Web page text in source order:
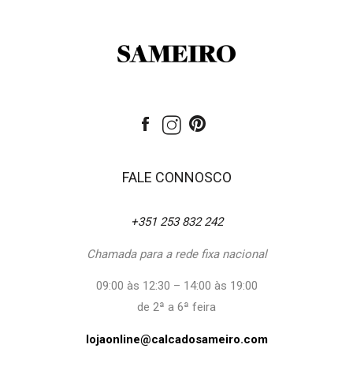
FALE CONNOSCO
+351 253 832 242
Chamada para a rede fixa nacional
09:00 às 12:30 – 14:00 às 19:00
de 2ª a 6ª feira
lojaonline@calcadosameiro.com